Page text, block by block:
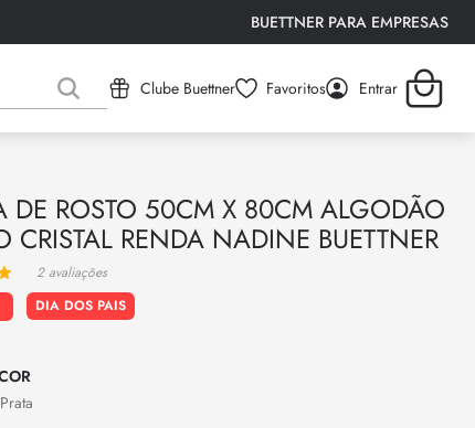
BUETTNER PARA EMPRESAS
Clube Buettner Favoritos Entrar
DE ROSTO 50CM X 80CM ALGODÃO
CRISTAL RENDA NADINE BUETTNER
2 avaliações
DIA DOS PAIS
Prata